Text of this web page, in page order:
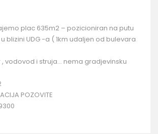
plac 635m2 – pozicioniran na putu
blizini UDG -a ( 1km udaljen od bulevara
vodovod i struja… nema gradjevinsku
POZOVITE